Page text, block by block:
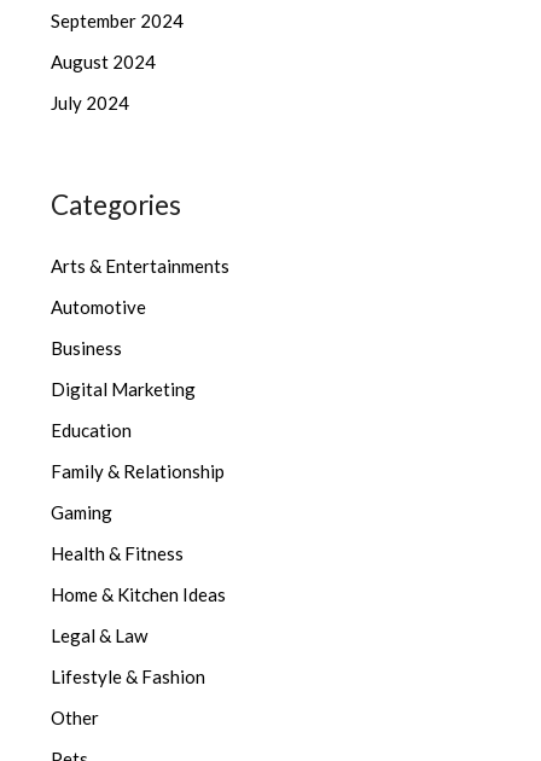
September 2024
August 2024
July 2024
Categories
Arts & Entertainments
Automotive
Business
Digital Marketing
Education
Family & Relationship
Gaming
Health & Fitness
Home & Kitchen Ideas
Legal & Law
Lifestyle & Fashion
Other